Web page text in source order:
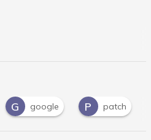
G google P patch